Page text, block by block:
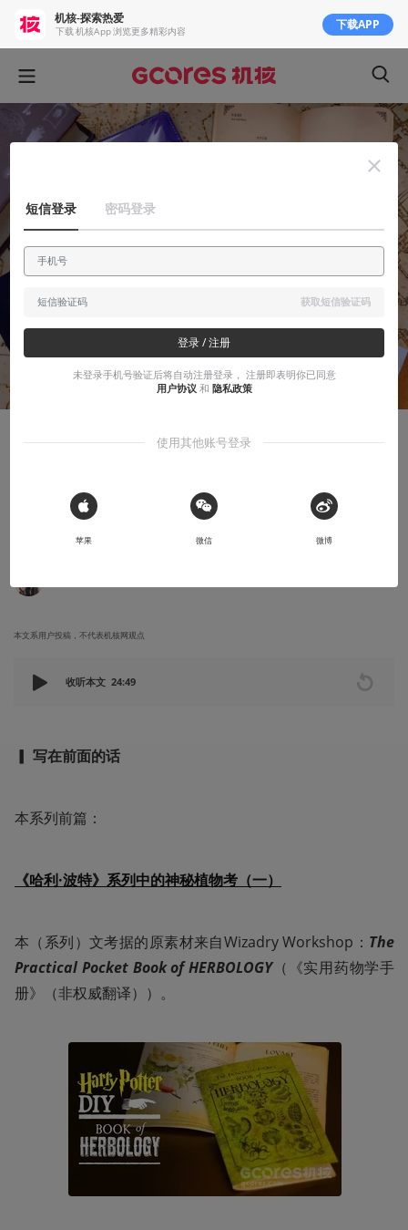
知识挖掘机
有迹可循的神秘草药与传说中来自众神的植物：Bloodroot｜
Borage｜Brugmansia
本文系用户投稿，不代表机核网观点
收听本文 24:49
▎ 写在前面的话
本系列前篇：
《哈利·波特》系列中的神秘植物考（一）
本（系列）文考据的原素材来自Wizadry Workshop： The
Practical Pocket Book of HERBOLOGY（《实用药物学手
册》（非权威翻译））。
机核-探索热爱
下载 机核App 浏览更多精彩内容 下载APP
短信登录 密码登录
获取短信验证码
登录 / 注册
未登录手机号验证后将自动注册登录， 注册即表明你已同意
用户协议 和 隐私政策
使用其他账号登录
 Sign in with Apple
苹果 微信 微博